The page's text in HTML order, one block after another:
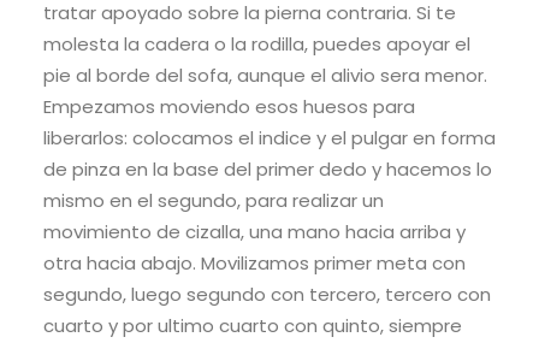
tratar apoyado sobre la pierna contraria. Si te
molesta la cadera o la rodilla, puedes apoyar el
pie al borde del sofa, aunque el alivio sera menor.
Empezamos moviendo esos huesos para
liberarlos: colocamos el indice y el pulgar en forma
de pinza en la base del primer dedo y hacemos lo
mismo en el segundo, para realizar un
movimiento de cizalla, una mano hacia arriba y
otra hacia abajo. Movilizamos primer meta con
segundo, luego segundo con tercero, tercero con
cuarto y por ultimo cuarto con quinto, siempre